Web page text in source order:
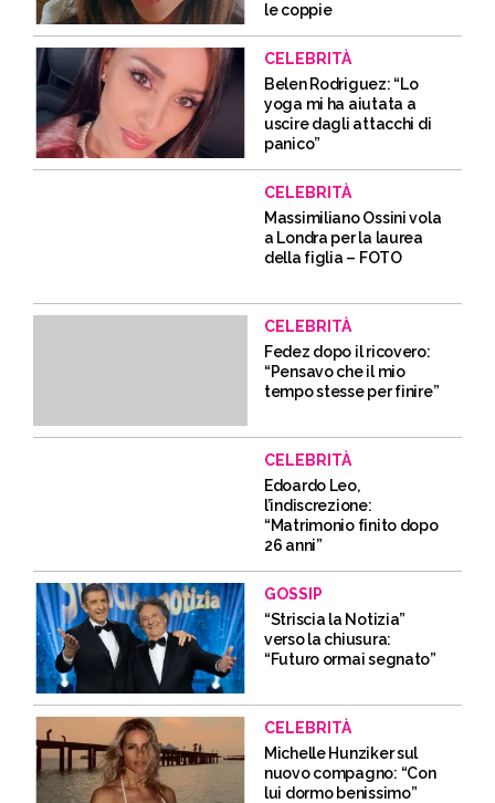
le coppie
CELEBRITÀ
Belen Rodriguez: “Lo
yoga mi ha aiutata a
uscire dagli attacchi di
panico”
CELEBRITÀ
Massimiliano Ossini vola
a Londra per la laurea
della figlia – FOTO
CELEBRITÀ
Fedez dopo il ricovero:
“Pensavo che il mio
tempo stesse per finire”
CELEBRITÀ
Edoardo Leo,
l’indiscrezione:
“Matrimonio finito dopo
26 anni”
GOSSIP
“Striscia la Notizia”
verso la chiusura:
“Futuro ormai segnato”
CELEBRITÀ
Michelle Hunziker sul
nuovo compagno: “Con
lui dormo benissimo”